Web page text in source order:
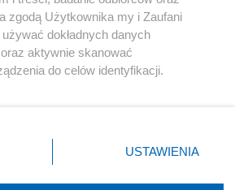
Instagram Youtube
zgodą Użytkownika my i Zaufani
dokładnych danych
aktywnie skanować
do celów identyfikacji.
przycisk ustawień prywatności
dolnym rogu strony
danych nie wymagają zgody
USTAWIENIA